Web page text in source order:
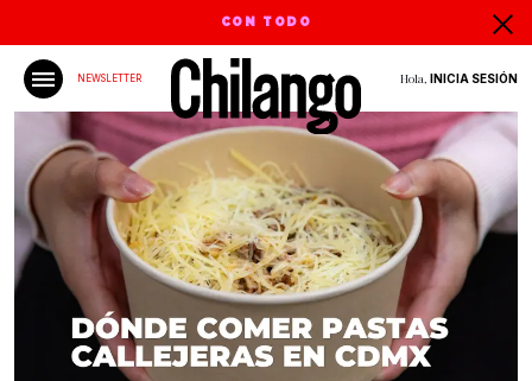
CON TODO
NEWSLETTER Hola, INICIA SESIÓN